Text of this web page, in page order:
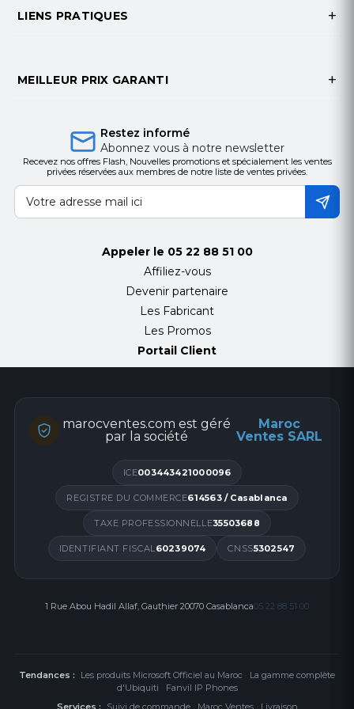
sécurité sur
place bien méritée.
LIENS PRATIQUES
MEILLEUR PRIX GARANTI
Restez informé
Abonnez vous à notre newsletter
Recevez nos offres Flash, Nouvelles promotions et spécialement les ventes
privées réservées aux membres de notre liste de ventes privées.
Appeler le 05 22 88 51 00
Affiliez-vous
Devenir partenaire
Les Fabricant
Les Promos
Portail Client
marocventes.com est géré
par la société
Maroc
Ventes SARL
ICE003443421000096
REGISTRE DU COMMERCE614563 / Casablanca
TAXE PROFESSIONNELLE35503688
IDENTIFIANT FISCAL60239074 CNSS5302547
1 Rue Abou Hadil Allaf, Gauthier 20070 Casablanca05 22 88 51 00
Tendances : Les produits Microsoft Officiel au Maroc · La gamme complète
d'Ubiquiti · Fanvil IP Phones
Services :
Suivi de commande· Maroc Ventes· Livraison